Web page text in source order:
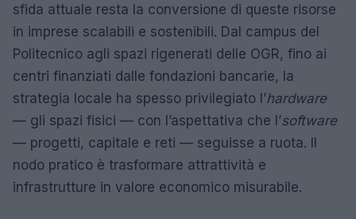
sfida attuale resta la conversione di queste risorse
in imprese scalabili e sostenibili. Dal campus del
Politecnico agli spazi rigenerati delle OGR, fino ai
centri finanziati dalle fondazioni bancarie, la
strategia locale ha spesso privilegiato l’hardware
— gli spazi fisici — con l’aspettativa che l’software
— progetti, capitale e reti — seguisse a ruota. Il
nodo pratico è trasformare attrattività e
infrastrutture in valore economico misurabile.